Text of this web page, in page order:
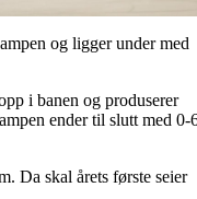
og ligger under med
i banen og produserer
ender til slutt med 0-
Da skal årets første seier